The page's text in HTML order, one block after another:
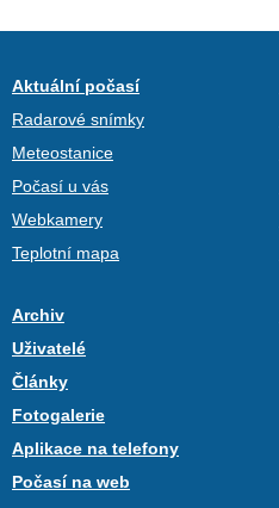
Aktuální počasí
Radarové snímky
Meteostanice
Počasí u vás
Webkamery
Teplotní mapa
Archiv
Uživatelé
Články
Fotogalerie
Aplikace na telefony
Počasí na web